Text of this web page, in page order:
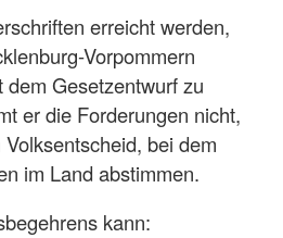
erreicht werden,
Vorpommern
Gesetzentwurf zu
er die Forderungen nicht,
bei dem
im Land abstimmen.
kann: